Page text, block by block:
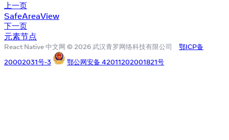
上一页
SafeAreaView
下一页
元素节点
React Native 中文网 © 2026 武汉青罗网络科技有限公司
鄂ICP备
20002031号-3
鄂公网安备 42011202001821号